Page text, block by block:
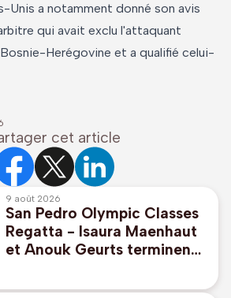
a notamment donné son avis
qui avait exclu l'attaquant
Herégovine et a qualifié celui-
cet article
9 août 2026
San Pedro Olympic Classes
Regatta - Isaura Maenhaut
et Anouk Geurts terminent
des JO de 2028